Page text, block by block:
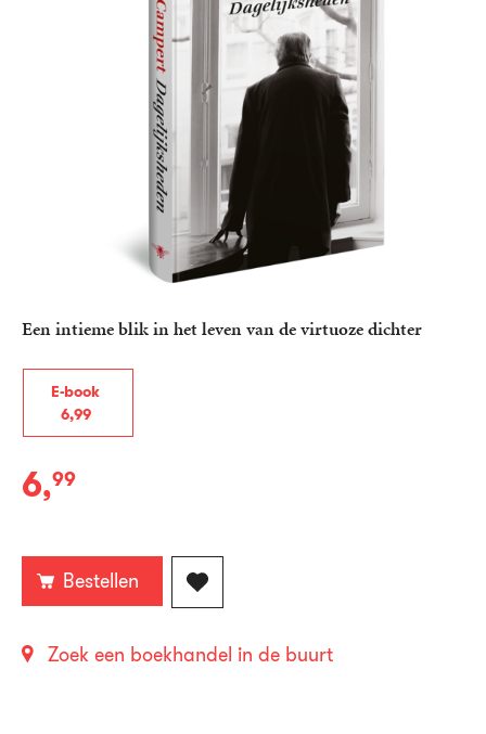
Een intieme blik in het leven van de virtuoze dichter
E-book
6,99
E-
6,99
Bestellen
Zoek een boekhandel in de buurt